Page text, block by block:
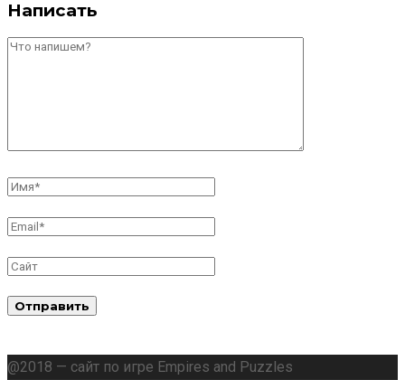
Написать
@2018 — сайт по игре Empires and Puzzles